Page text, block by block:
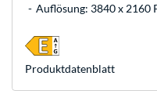
Auflösung: 3840 x 2160
Produkt­datenblatt